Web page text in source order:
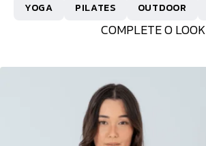
COMPLETE O LOOK
YOGA
PILATES OUTDOOR